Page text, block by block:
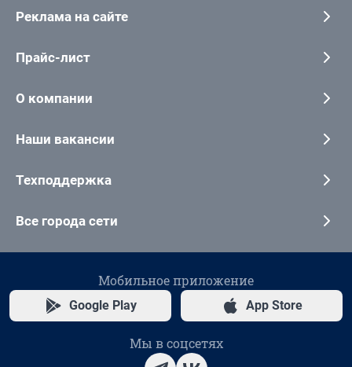
Реклама на сайте
Прайс-лист
О компании
Наши вакансии
Техподдержка
Все города сети
Мобильное приложение
Google Play App Store
Мы в соцсетях